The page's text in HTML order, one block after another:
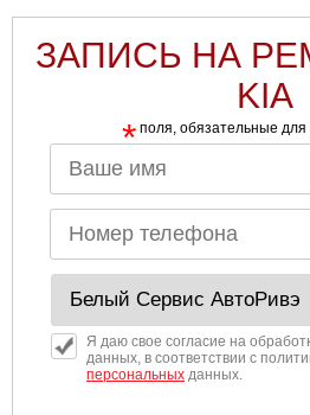
ЗАПИСЬ НА
KIA
* поля, обязательные для
Я даю свое согласие на
данных, в соответствии с
персональныхданных.